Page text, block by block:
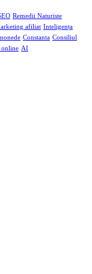
Remedii Naturiste
afiliat Inteligența
Constanta Consiliul
online AI